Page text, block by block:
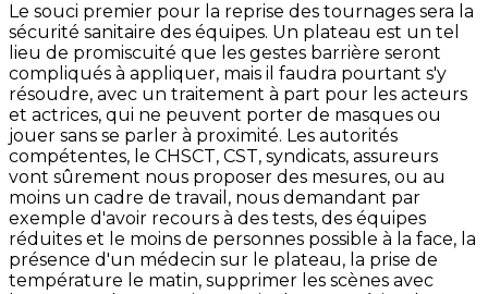
Le souci premier pour la reprise des tournages sera la
sécurité sanitaire des équipes. Un plateau est un tel
lieu de promiscuité que les gestes barrière seront
compliqués à appliquer, mais il faudra pourtant s'y
résoudre, avec un traitement à part pour les acteurs
et actrices, qui ne peuvent porter de masques ou
jouer sans se parler à proximité. Les autorités
compétentes, le CHSCT, CST, syndicats, assureurs
vont sûrement nous proposer des mesures, ou au
moins un cadre de travail, nous demandant par
exemple d'avoir recours à des tests, des équipes
réduites et le moins de personnes possible à la face, la
présence d'un médecin sur le plateau, la prise de
température le matin, supprimer les scènes avec